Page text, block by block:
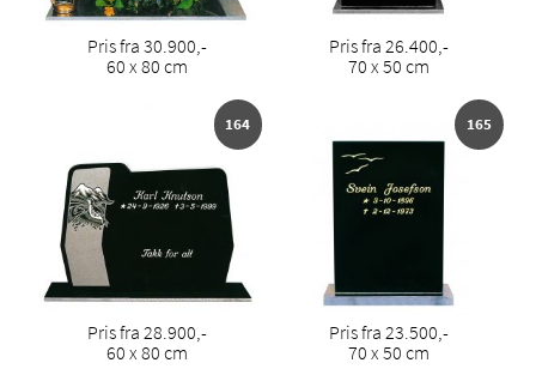
Pris fra 30.900,-
60 x 80 cm
Pris fra 26.400,-
70 x 50 cm
164
Pris fra 28.900,-
60 x 80 cm
165
Pris fra 23.500,-
70 x 50 cm